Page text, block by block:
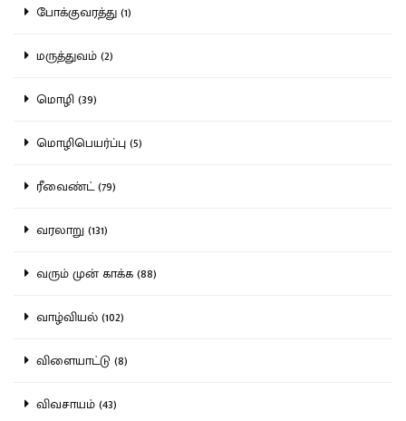
போக்குவரத்து (1)
மருத்துவம் (2)
மொழி (39)
மொழிபெயர்ப்பு (5)
ரீவைண்ட் (79)
வரலாறு (131)
வரும் முன் காக்க (88)
வாழ்வியல் (102)
விளையாட்டு (8)
விவசாயம் (43)